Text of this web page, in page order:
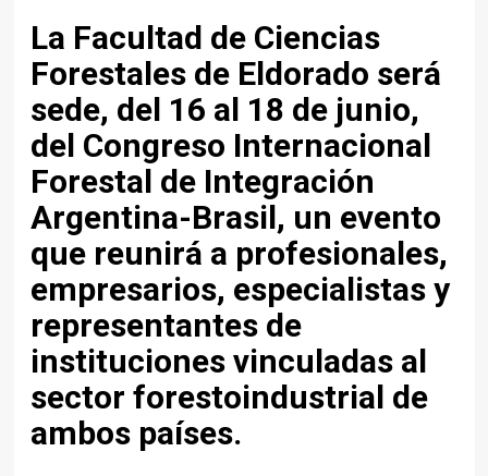
La Facultad de Ciencias
Forestales de Eldorado será
sede, del 16 al 18 de junio,
del Congreso Internacional
Forestal de Integración
Argentina-Brasil, un evento
que reunirá a profesionales,
empresarios, especialistas y
representantes de
instituciones vinculadas al
sector forestoindustrial de
ambos países.